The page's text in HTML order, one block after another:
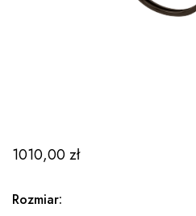
1010,00zł
Rozmiar: